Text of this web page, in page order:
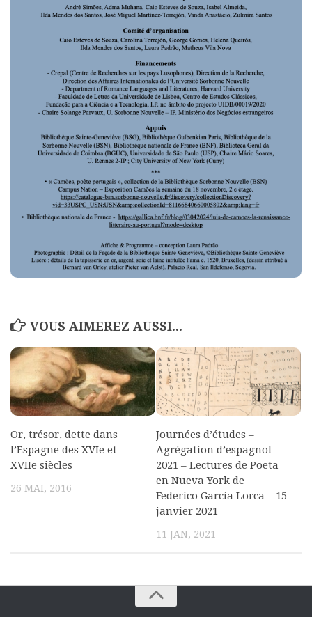
VOUS AIMEREZ AUSSI...
Or, trésor, dette dans
l’Espagne des XVIe et
XVIIe siècles
26 MAI, 2016
Journées d’études –
Agrégation d’espagnol
2021 – Lectures de Poeta
en Nueva York de
Federico García Lorca – 15
janvier 2021
11 JAN, 2021